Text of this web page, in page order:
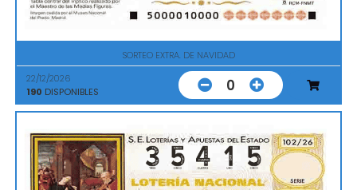
SORTEO EXTRA. DE NAVIDAD
22/12/2026
190 DISPONIBLES 0